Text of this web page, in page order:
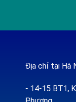
Địa chỉ tại Hà
- 14-15 BT1,